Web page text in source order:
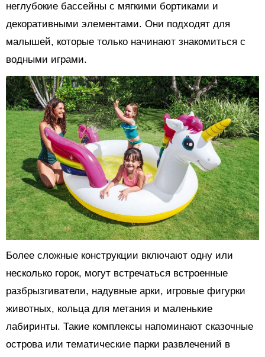
неглубокие бассейны с мягкими бортиками и
декоративными элементами. Они подходят для
малышей, которые только начинают знакомиться с
водными играми.
Более сложные конструкции включают одну или
несколько горок, могут встречаться встроенные
разбрызгиватели, надувные арки, игровые фигурки
животных, кольца для метания и маленькие
лабиринты. Такие комплексы напоминают сказочные
острова или тематические парки развлечений в